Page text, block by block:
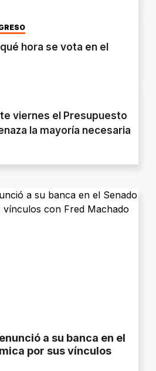
hora se vota en el
viernes el Presupuesto
la mayoría necesaria
a su banca en el
por sus vínculos